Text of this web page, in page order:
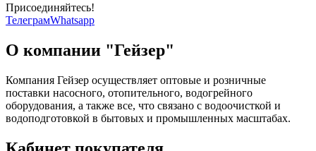
Присоединяйтесь!
ТелеграмWhatsapp
О компании "Гейзер"
Компания Гейзер осуществляет оптовые и розничные
поставки насосного, отопительного, водогрейного
оборудования, а также все, что связано с водоочисткой и
водоподготовкой в бытовых и промышленных масштабах.